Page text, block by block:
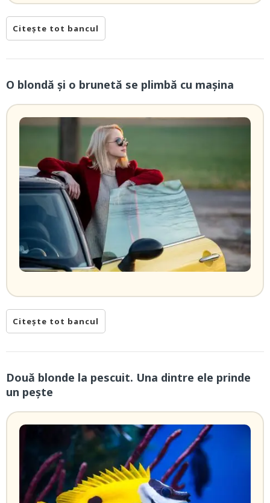
Citește tot bancul
O blondă şi o brunetă se plimbă cu maşina
Citește tot bancul
Două blonde la pescuit. Una dintre ele prinde
un pește